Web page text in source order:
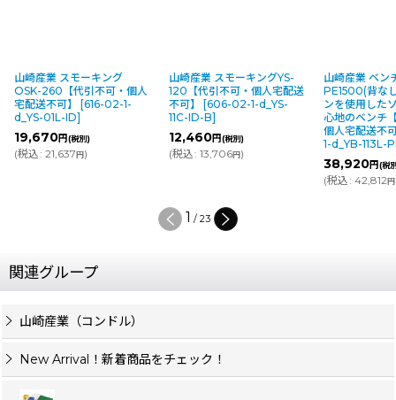
山崎産業 スモーキング
OSK-260【代引不可・個人
宅配送不可】
[616-02-1-
d_YS-01L-ID]
19,670円(税別)
(税込: 21,637円)
山崎産業 スモーキングYS-
120【代引不可・個人宅配送
不可】
[606-02-1-d_YS-
11C-ID-B]
12,460円(税別)
(税込: 13,706円)
山崎産業 ベン
PE1500(背な
ンを使用した
心地のベンチ
個人宅配送不
1-d_YB-113L-
38,920円(税
(税込: 42,812円
1 / 23
関連グループ
山崎産業（コンドル）
New Arrival！新着商品をチェック！